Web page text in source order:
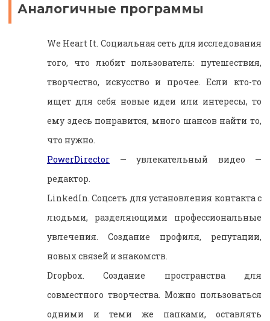
Аналогичные программы
We Heart It. Социальная сеть для исследования
того, что любит пользователь: путешествия,
творчество, искусство и прочее. Если кто-то
ищет для себя новые идеи или интересы, то
ему здесь понравится, много шансов найти то,
что нужно.
PowerDirector — увлекательный видео —
редактор.
LinkedIn. Соцсеть для установления контакта с
людьми, разделяющими профессиональные
увлечения. Создание профиля, репутации,
новых связей и знакомств.
Dropbox. Создание пространства для
совместного творчества. Можно пользоваться
одними и теми же папками, оставлять